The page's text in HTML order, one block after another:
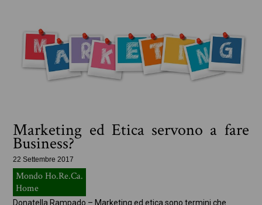
Marketing ed Etica servono a fare
Business?
22 Settembre 2017
Mondo Ho.Re.Ca.
Home
Donatella Rampado – Marketing ed etica sono termini che